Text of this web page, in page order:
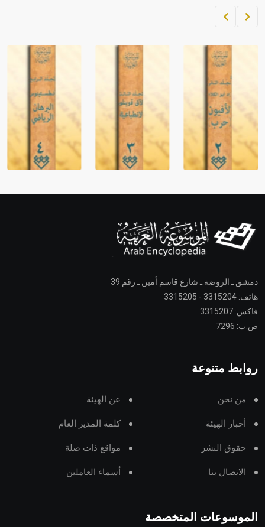
دمشق ـ الروضة ـ شارع قاسم أمين ـ رقم 39
هاتف: 3315204 - 3315205
فاكس: 3315207
ص.ب: 7296
روابط متنوعة
من نحن عن الهيئة
أخبار الهيئة كلمة المدير العام
حقوق النشر مواقع ذات صلة
الاتصال بنا أسماء العاملين
الموسوعات المتخصصة